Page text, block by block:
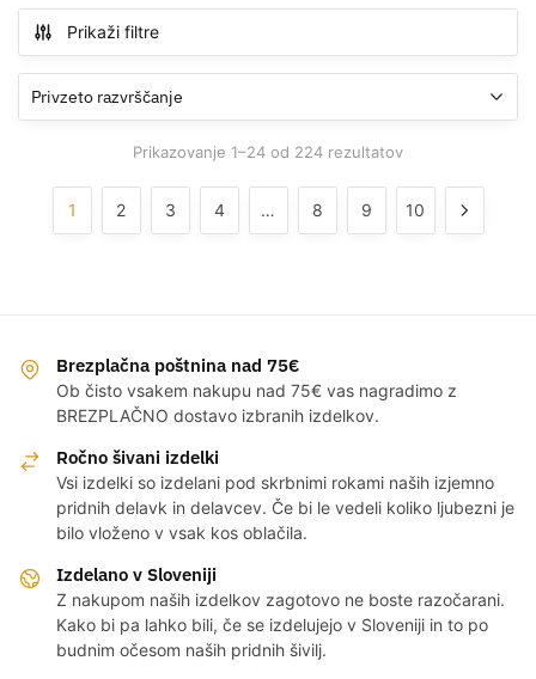
Prikaži filtre
Prikazovanje 1–24 od 224 rezultatov
1 2 3 4 … 8 9 10
Brezplačna poštnina nad 75€
Ob čisto vsakem nakupu nad 75€ vas nagradimo z
BREZPLAČNO dostavo izbranih izdelkov.
Ročno šivani izdelki
Vsi izdelki so izdelani pod skrbnimi rokami naših izjemno
pridnih delavk in delavcev. Če bi le vedeli koliko ljubezni je
bilo vloženo v vsak kos oblačila.
Izdelano v Sloveniji
Z nakupom naših izdelkov zagotovo ne boste razočarani.
Kako bi pa lahko bili, če se izdelujejo v Sloveniji in to po
budnim očesom naših pridnih šivilj.